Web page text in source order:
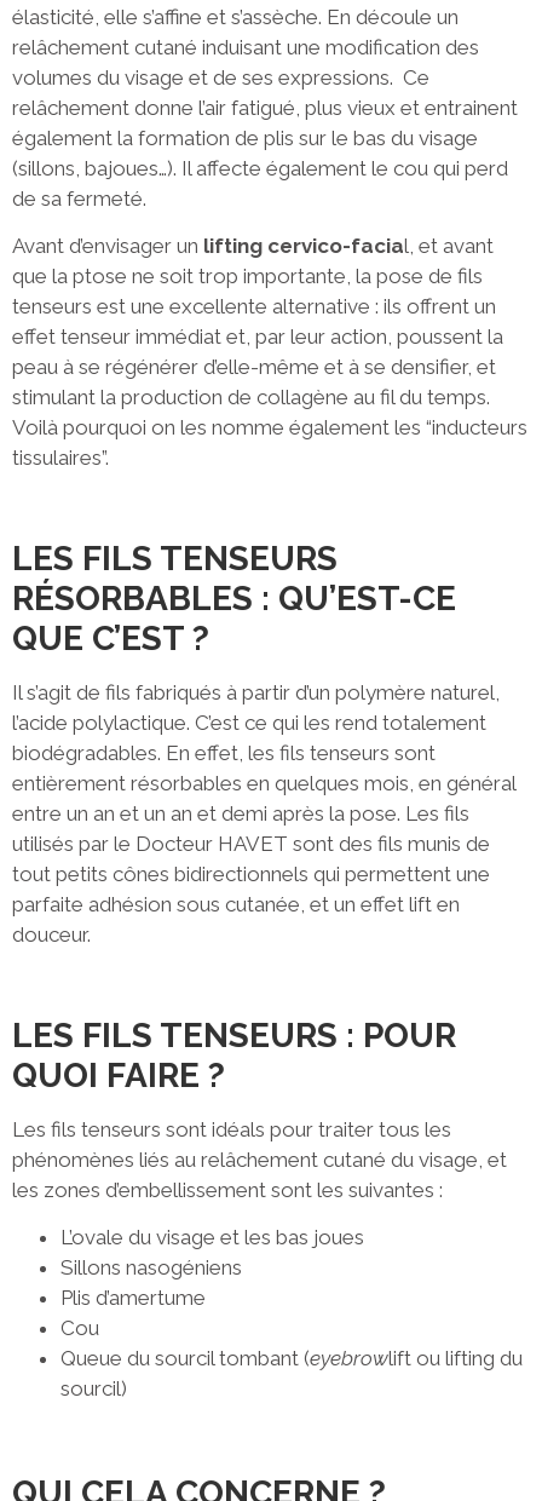
élasticité, elle s’affine et s’assèche. En découle un
relâchement cutané induisant une modification des
volumes du visage et de ses expressions. Ce
relâchement donne l’air fatigué, plus vieux et entrainent
également la formation de plis sur le bas du visage
(sillons, bajoues…). Il affecte également le cou qui perd
de sa fermeté.
Avant d’envisager un lifting cervico-facial, et avant
que la ptose ne soit trop importante, la pose de fils
tenseurs est une excellente alternative : ils offrent un
effet tenseur immédiat et, par leur action, poussent la
peau à se régénérer d’elle-même et à se densifier, et
stimulant la production de collagène au fil du temps.
Voilà pourquoi on les nomme également les “inducteurs
tissulaires”.
LES FILS TENSEURS
RÉSORBABLES : QU’EST-CE
QUE C’EST ?
Il s’agit de fils fabriqués à partir d’un polymère naturel,
l’acide polylactique. C’est ce qui les rend totalement
biodégradables. En effet, les fils tenseurs sont
entièrement résorbables en quelques mois, en général
entre un an et un an et demi après la pose. Les fils
utilisés par le Docteur HAVET sont des fils munis de
tout petits cônes bidirectionnels qui permettent une
parfaite adhésion sous cutanée, et un effet lift en
douceur.
LES FILS TENSEURS : POUR
QUOI FAIRE ?
Les fils tenseurs sont idéals pour traiter tous les
phénomènes liés au relâchement cutané du visage, et
les zones d’embellissement sont les suivantes :
L’ovale du visage et les bas joues
Sillons nasogéniens
Plis d’amertume
Cou
Queue du sourcil tombant (eyebrowlift ou lifting du
sourcil)